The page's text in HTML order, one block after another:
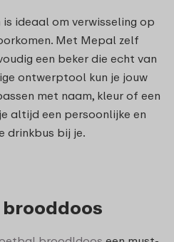
is ideaal om verwisseling op
Met Mepal zelf
een beker die echt van
ontwerptool kun je jouw
met naam, kleur of een
altijd een persoonlijke en
drinkbus bij je.